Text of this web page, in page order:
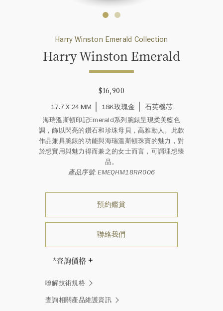
Harry Winston Emerald Collection
Harry Winston Emerald
$16,900
17.7 X 24 MM
18K玫瑰金 石英機芯
海瑞溫斯頓印記Emerald系列腕錶呈現柔美藍色
調，飾以閃亮的鑽石和珍珠母貝，高雅動人。此款
作品兼具腕錶的功能與海瑞溫斯頓珠寶的魅力，對
於想實用與魅力得而兼之的女士而言，可謂理想臻
品。
產品序號: EMEQHM18RR006
預約鑑賞
聯絡我們
*查詢價格
兩顆相同的鑽石。」 海瑞溫斯頓的每
一件高級珠寶作品也是如此：每個寶
石皆與眾不同而採用獨特鑲嵌方式，
瞭解技術規格
查詢相關產品維護資訊